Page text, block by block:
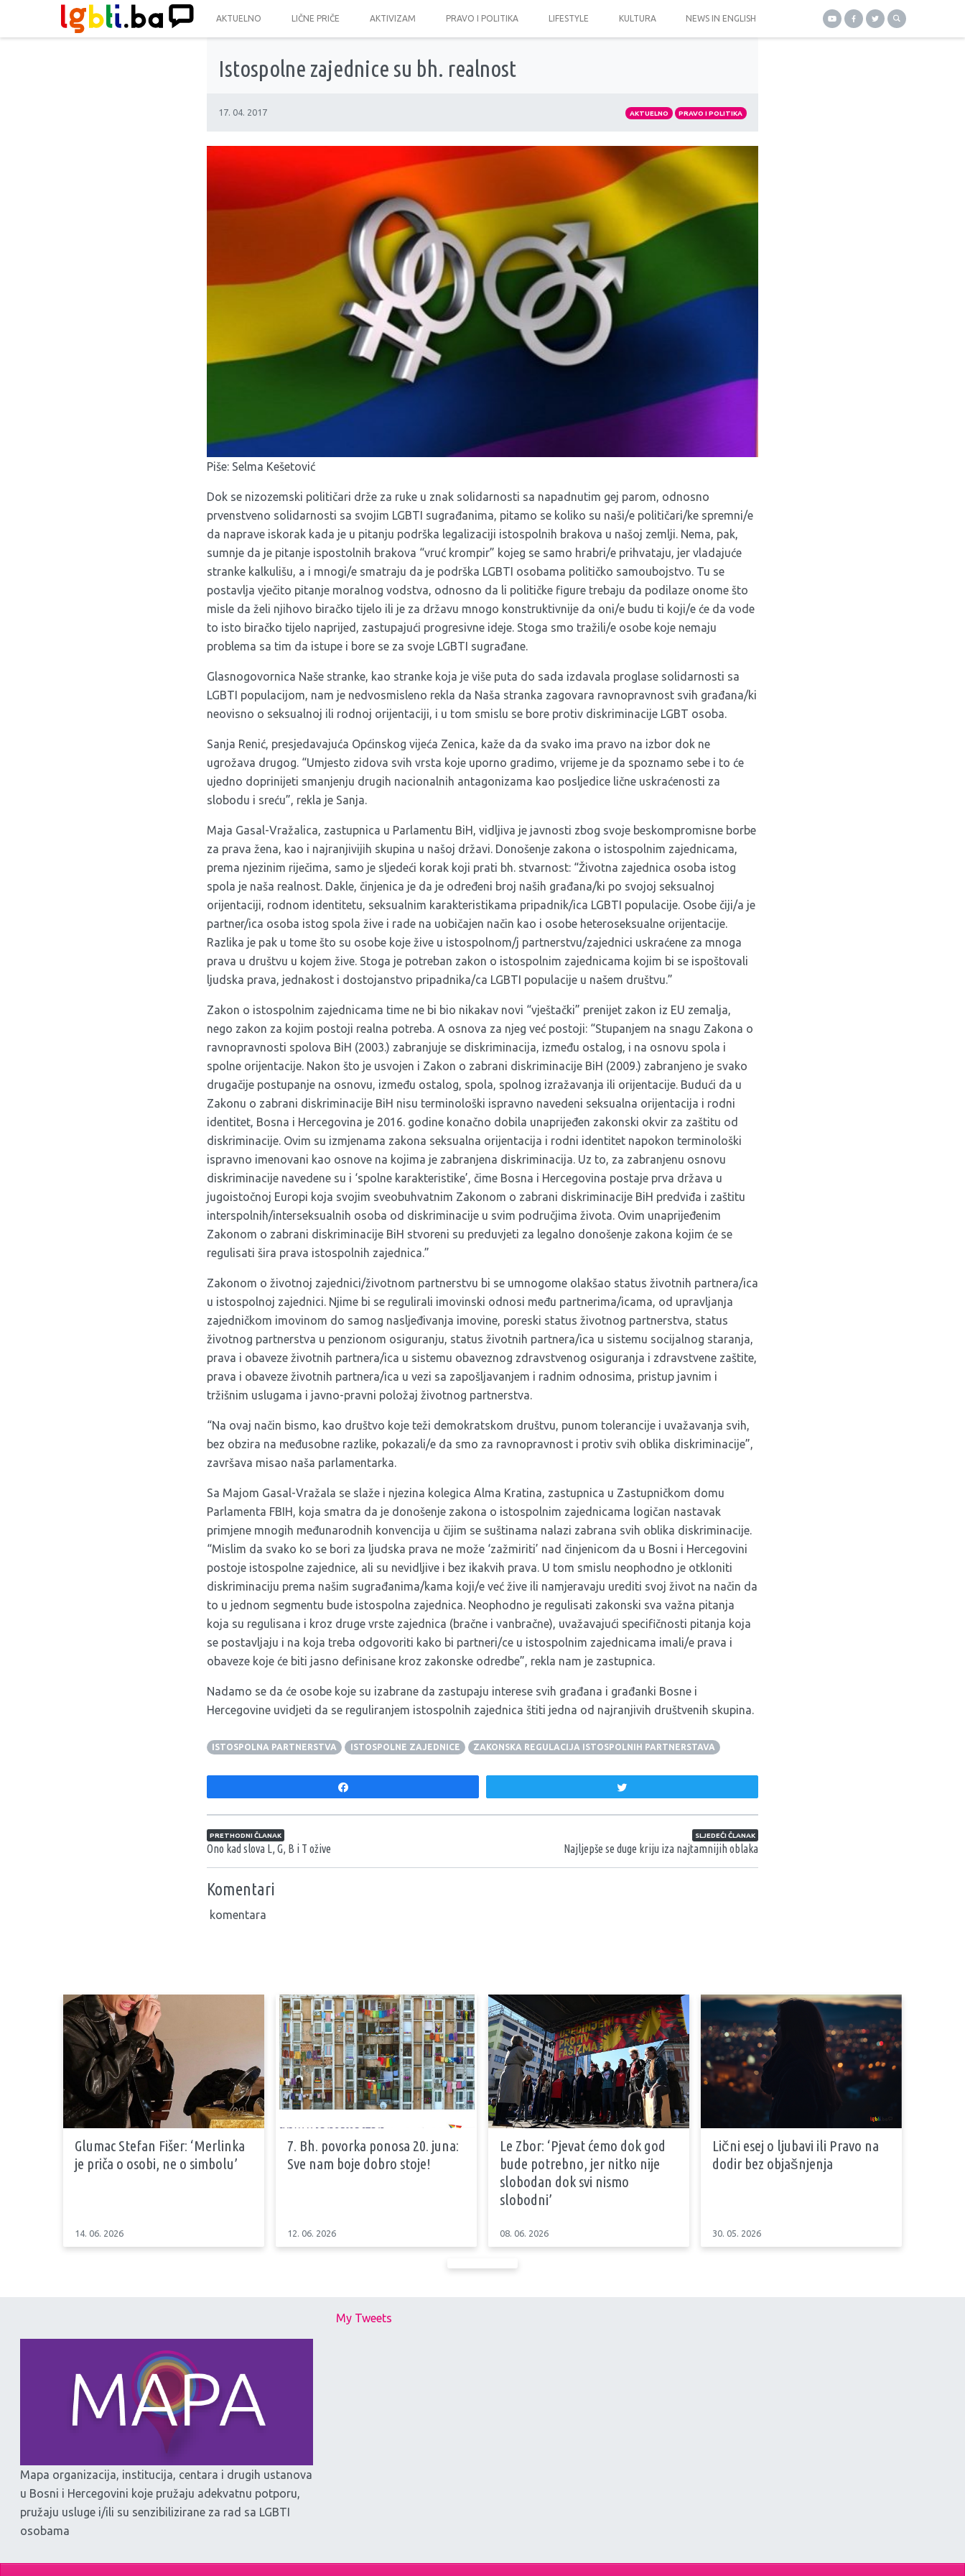
AKTUELNO LIČNE PRIČE AKTIVIZAM PRAVO I POLITIKA LIFESTYLE KULTURA NEWS IN ENGLISH
Istospolne zajednice su bh. realnost
17. 04. 2017 AKTUELNO PRAVO I POLITIKA
Piše: Selma Kešetović
Dok se nizozemski političari drže za ruke u znak solidarnosti sa napadnutim gej parom, odnosno
prvenstveno solidarnosti sa svojim LGBTI sugrađanima, pitamo se koliko su naši/e političari/ke spremni/e
da naprave iskorak kada je u pitanju podrška legalizaciji istospolnih brakova u našoj zemlji. Nema, pak,
sumnje da je pitanje ispostolnih brakova “vruć krompir” kojeg se samo hrabri/e prihvataju, jer vladajuće
stranke kalkulišu, a i mnogi/e smatraju da je podrška LGBTI osobama političko samoubojstvo. Tu se
postavlja vječito pitanje moralnog vodstva, odnosno da li političke figure trebaju da podilaze onome što
misle da želi njihovo biračko tijelo ili je za državu mnogo konstruktivnije da oni/e budu ti koji/e će da vode
to isto biračko tijelo naprijed, zastupajući progresivne ideje. Stoga smo tražili/e osobe koje nemaju
problema sa tim da istupe i bore se za svoje LGBTI sugrađane.
Glasnogovornica Naše stranke, kao stranke koja je više puta do sada izdavala proglase solidarnosti sa
LGBTI populacijom, nam je nedvosmisleno rekla da Naša stranka zagovara ravnopravnost svih građana/ki
neovisno o seksualnoj ili rodnoj orijentaciji, i u tom smislu se bore protiv diskriminacije LGBT osoba.
Sanja Renić, presjedavajuća Općinskog vijeća Zenica, kaže da da svako ima pravo na izbor dok ne
ugrožava drugog. “Umjesto zidova svih vrsta koje uporno gradimo, vrijeme je da spoznamo sebe i to će
ujedno doprinijeti smanjenju drugih nacionalnih antagonizama kao posljedice lične uskraćenosti za
slobodu i sreću”, rekla je Sanja.
Maja Gasal-Vražalica, zastupnica u Parlamentu BiH, vidljiva je javnosti zbog svoje beskompromisne borbe
za prava žena, kao i najranjivijih skupina u našoj državi. Donošenje zakona o istospolnim zajednicama,
prema njezinim riječima, samo je sljedeći korak koji prati bh. stvarnost: “Životna zajednica osoba istog
spola je naša realnost. Dakle, činjenica je da je određeni broj naših građana/ki po svojoj seksualnoj
orijentaciji, rodnom identitetu, seksualnim karakteristikama pripadnik/ica LGBTI populacije. Osobe čiji/a je
partner/ica osoba istog spola žive i rade na uobičajen način kao i osobe heteroseksualne orijentacije.
Razlika je pak u tome što su osobe koje žive u istospolnom/j partnerstvu/zajednici uskraćene za mnoga
prava u društvu u kojem žive. Stoga je potreban zakon o istospolnim zajednicama kojim bi se ispoštovali
ljudska prava, jednakost i dostojanstvo pripadnika/ca LGBTI populacije u našem društvu.”
Zakon o istospolnim zajednicama time ne bi bio nikakav novi “vještački” prenijet zakon iz EU zemalja,
nego zakon za kojim postoji realna potreba. A osnova za njeg već postoji: “Stupanjem na snagu Zakona o
ravnopravnosti spolova BiH (2003.) zabranjuje se diskriminacija, između ostalog, i na osnovu spola i
spolne orijentacije. Nakon što je usvojen i Zakon o zabrani diskriminacije BiH (2009.) zabranjeno je svako
drugačije postupanje na osnovu, između ostalog, spola, spolnog izražavanja ili orijentacije. Budući da u
Zakonu o zabrani diskriminacije BiH nisu terminološki ispravno navedeni seksualna orijentacija i rodni
identitet, Bosna i Hercegovina je 2016. godine konačno dobila unaprijeđen zakonski okvir za zaštitu od
diskriminacije. Ovim su izmjenama zakona seksualna orijentacija i rodni identitet napokon terminološki
ispravno imenovani kao osnove na kojima je zabranjena diskriminacija. Uz to, za zabranjenu osnovu
diskriminacije navedene su i ‘spolne karakteristike’, čime Bosna i Hercegovina postaje prva država u
jugoistočnoj Europi koja svojim sveobuhvatnim Zakonom o zabrani diskriminacije BiH predviđa i zaštitu
interspolnih/interseksualnih osoba od diskriminacije u svim područjima života. Ovim unaprijeđenim
Zakonom o zabrani diskriminacije BiH stvoreni su preduvjeti za legalno donošenje zakona kojim će se
regulisati šira prava istospolnih zajednica.”
Zakonom o životnoj zajednici/životnom partnerstvu bi se umnogome olakšao status životnih partnera/ica
u istospolnoj zajednici. Njime bi se regulirali imovinski odnosi među partnerima/icama, od upravljanja
zajedničkom imovinom do samog nasljeđivanja imovine, poreski status životnog partnerstva, status
životnog partnerstva u penzionom osiguranju, status životnih partnera/ica u sistemu socijalnog staranja,
prava i obaveze životnih partnera/ica u sistemu obaveznog zdravstvenog osiguranja i zdravstvene zaštite,
prava i obaveze životnih partnera/ica u vezi sa zapošljavanjem i radnim odnosima, pristup javnim i
tržišnim uslugama i javno-pravni položaj životnog partnerstva.
“Na ovaj način bismo, kao društvo koje teži demokratskom društvu, punom tolerancije i uvažavanja svih,
bez obzira na međusobne razlike, pokazali/e da smo za ravnopravnost i protiv svih oblika diskriminacije”,
završava misao naša parlamentarka.
Sa Majom Gasal-Vražala se slaže i njezina kolegica Alma Kratina, zastupnica u Zastupničkom domu
Parlamenta FBIH, koja smatra da je donošenje zakona o istospolnim zajednicama logičan nastavak
primjene mnogih međunarodnih konvencija u čijim se suštinama nalazi zabrana svih oblika diskriminacije.
“Mislim da svako ko se bori za ljudska prava ne može ‘zažmiriti’ nad činjenicom da u Bosni i Hercegovini
postoje istospolne zajednice, ali su nevidljive i bez ikakvih prava. U tom smislu neophodno je otkloniti
diskriminaciju prema našim sugrađanima/kama koji/e već žive ili namjeravaju urediti svoj život na način da
to u jednom segmentu bude istospolna zajednica. Neophodno je regulisati zakonski sva važna pitanja
koja su regulisana i kroz druge vrste zajednica (bračne i vanbračne), uvažavajući specifičnosti pitanja koja
se postavljaju i na koja treba odgovoriti kako bi partneri/ce u istospolnim zajednicama imali/e prava i
obaveze koje će biti jasno definisane kroz zakonske odredbe”, rekla nam je zastupnica.
Nadamo se da će osobe koje su izabrane da zastupaju interese svih građana i građanki Bosne i
Hercegovine uvidjeti da se reguliranjem istospolnih zajednica štiti jedna od najranjivih društvenih skupina.
ISTOSPOLNA PARTNERSTVA ISTOSPOLNE ZAJEDNICE ZAKONSKA REGULACIJA ISTOSPOLNIH PARTNERSTAVA
Navigacija članaka
PRETHODNI ČLANAK
Ono kad slova L, G, B i T ožive
SLJEDEĆI ČLANAK
Najljepše se duge kriju iza najtamnijih oblaka
Komentari
komentara
Glumac Stefan Fišer: ‘Merlinka
je priča o osobi, ne o simbolu’
14. 06. 2026
7. Bh. povorka ponosa 20. juna:
Sve nam boje dobro stoje!
12. 06. 2026
Le Zbor: ‘Pjevat ćemo dok god
bude potrebno, jer nitko nije
slobodan dok svi nismo
slobodni’
08. 06. 2026
Lični esej o ljubavi ili Pravo na
dodir bez objašnjenja
30. 05. 2026
Mapa organizacija, institucija, centara i drugih ustanova
u Bosni i Hercegovini koje pružaju adekvatnu potporu,
pružaju usluge i/ili su senzibilizirane za rad sa LGBTI
osobama
My Tweets